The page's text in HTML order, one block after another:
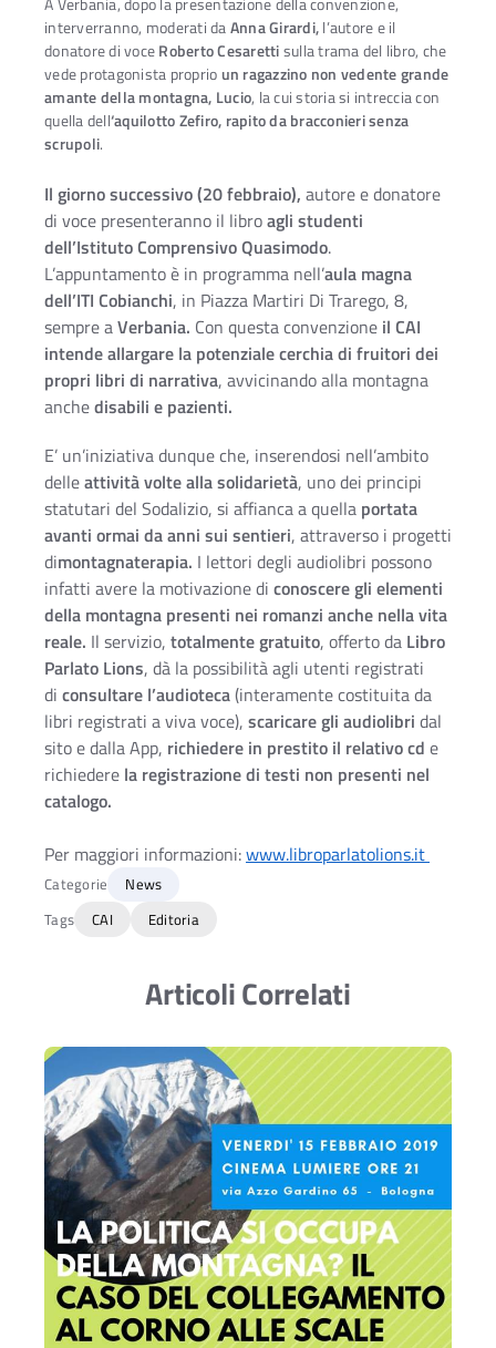
interverranno, moderati daAnna Girardi,l’autore e il
donatore di voceRoberto Cesarettisulla trama del libro, che
vede protagonista proprio un ragazzino non vedente grande
amante della montagna, Lucio, la cui storia si intreccia con
quella dell‘aquilotto Zefiro, rapito da bracconieri senza
scrupoli.
Il giorno successivo (20 febbraio), autore e donatore
di voce presenteranno il libroagli studenti
dell’Istituto Comprensivo Quasimodo.
L’appuntamento è in programma nell’aula magna
dell’ITI Cobianchi, in Piazza Martiri Di Trarego, 8,
sempre aVerbania. Con questa convenzione il CAI
intende allargare la potenziale cerchia di fruitori dei
propri libri di narrativa, avvicinando alla montagna
anchedisabili e pazienti.
E’ un’iniziativa dunque che, inserendosi nell’ambito
delleattività volte alla solidarietà, uno dei principi
statutari del Sodalizio, si affianca a quella portata
avanti ormai da anni sui sentieri, attraverso i progetti
dimontagnaterapia. I lettori degli audiolibri possono
infatti avere la motivazione di conoscere gli elementi
della montagna presenti nei romanzi anche nella vita
reale. Il servizio, totalmente gratuito, offerto da Libro
Parlato Lions, dà la possibilità agli utenti registrati
di consultare l’audioteca(interamente costituita da
libri registrati a viva voce), scaricare gli audiolibri dal
sito e dalla App, richiedere in prestito il relativo cd e
richiedere la registrazione di testi non presenti nel
catalogo.
Per maggiori informazioni:www.libroparlatolions.it
Categorie
News
Tags
CAI Editoria
Articoli Correlati